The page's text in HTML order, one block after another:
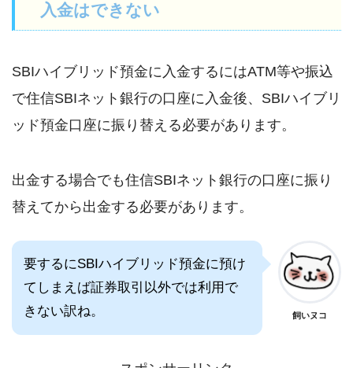
入金はできない
SBIハイブリッド預金に入金するにはATM等や振込
で住信SBIネット銀行の口座に入金後、SBIハイブリ
ッド預金口座に振り替える必要があります。
出金する場合でも住信SBIネット銀行の口座に振り
替えてから出金する必要があります。
要するにSBIハイブリッド預金に預け
てしまえば証券取引以外では利用で
きない訳ね。
飼いヌコ